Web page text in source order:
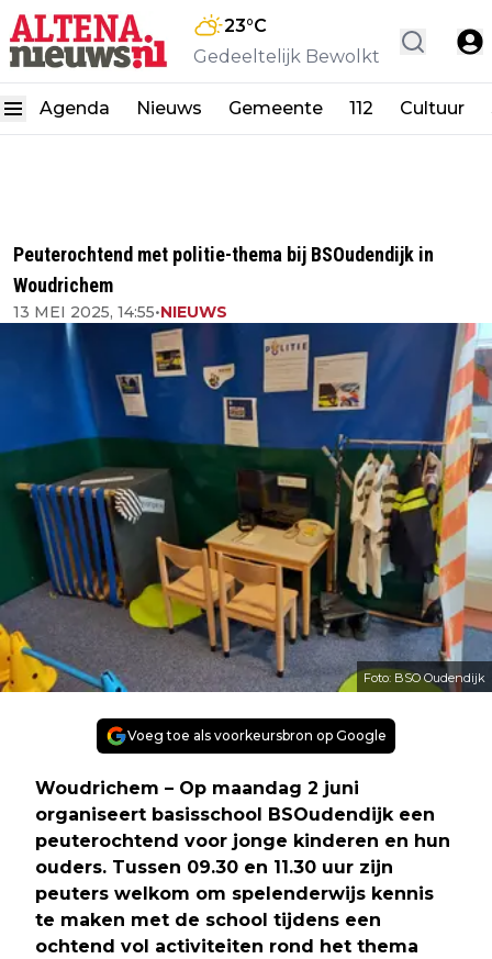
23°C
Gedeeltelijk Bewolkt
Agenda Nieuws Gemeente 112 Cultuur
Peuterochtend met politie-thema bij BSOudendijk in
Woudrichem
13 MEI 2025, 14:55•NIEUWS
Foto: BSO Oudendijk
Voeg toe als voorkeursbron op Google
Woudrichem – Op maandag 2 juni
organiseert basisschool BSOudendijk een
peuterochtend voor jonge kinderen en hun
ouders. Tussen 09.30 en 11.30 uur zijn
peuters welkom om spelenderwijs kennis
te maken met de school tijdens een
ochtend vol activiteiten rond het thema